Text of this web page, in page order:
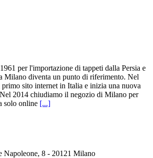
per l'importazione di tappeti dalla Persia e
Milano diventa un punto di riferimento. Nel
sito internet in Italia e inizia una nuova
2014 chiudiamo il negozio di Milano per
solo online [...]
Napoleone, 8 - 20121 Milano